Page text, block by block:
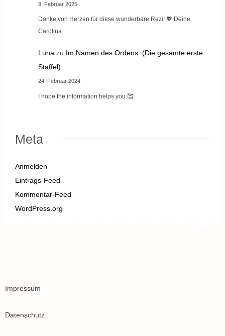
9. Februar 2025
Danke von Herzen für diese wunderbare Rezi! 💖 Deine
Carolina
Luna zu Im Namen des Ordens. (Die gesamte erste
Staffel)
24. Februar 2024
I hope the information helps you.🥰
Meta
Anmelden
Eintrags-Feed
Kommentar-Feed
WordPress.org
Impressum
Datenschutz